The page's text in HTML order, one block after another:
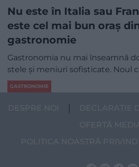
Nu este în Italia sau
este cel mai bun oraș
gastronomie
Gastronomia nu mai înseamnă
stele și meniuri sofisticate. Noul
GASTRONOMIE